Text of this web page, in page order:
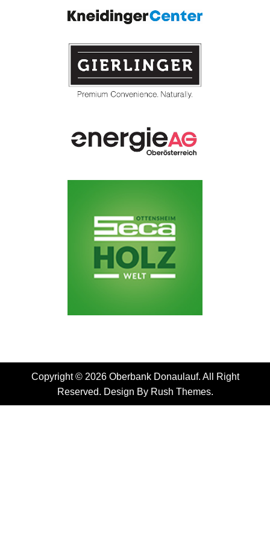
Copyright © 2026 Oberbank Donaulauf. All Right
Reserved. Design By Rush Themes.